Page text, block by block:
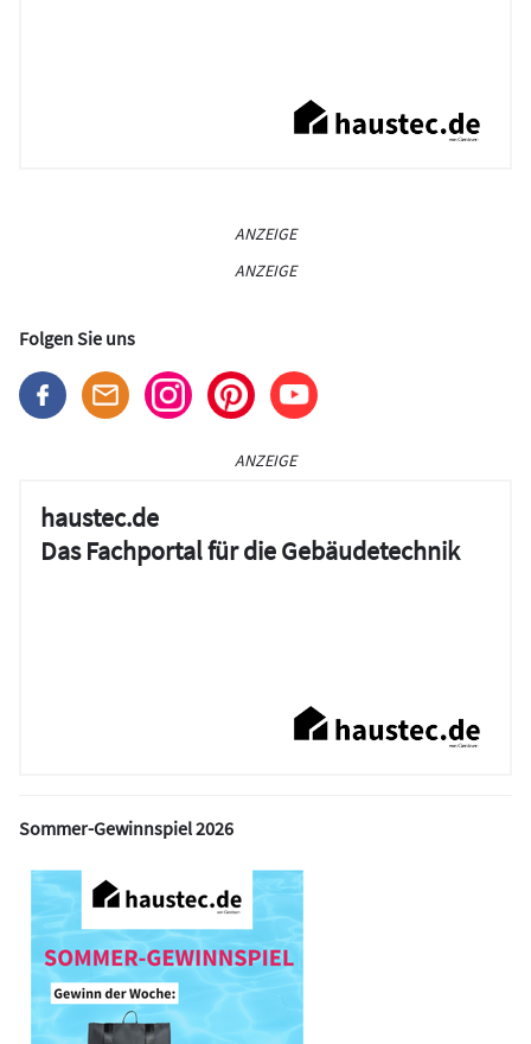
ANZEIGE
ANZEIGE
Folgen Sie uns
ANZEIGE
haustec.de
Das Fachportal für die Gebäudetechnik
Sommer-Gewinnspiel 2026